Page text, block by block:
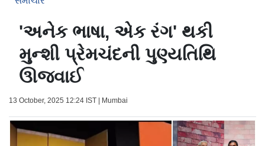
'અનેક ભાષા, એક રંગ' થકી
મુન્શી પ્રેમચંદની પુણ્યતિથિ
ઊજવાઈ
13 October, 2025 12:24 IST | Mumbai